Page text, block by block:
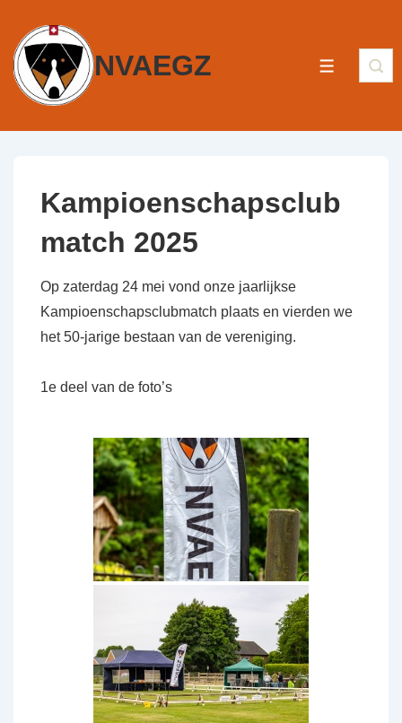
NVAEGZ
Kampioenschapsclub
match 2025
Op zaterdag 24 mei vond onze jaarlijkse
Kampioenschapsclubmatch plaats en vierden we
het 50-jarige bestaan van de vereniging.
1e deel van de foto’s